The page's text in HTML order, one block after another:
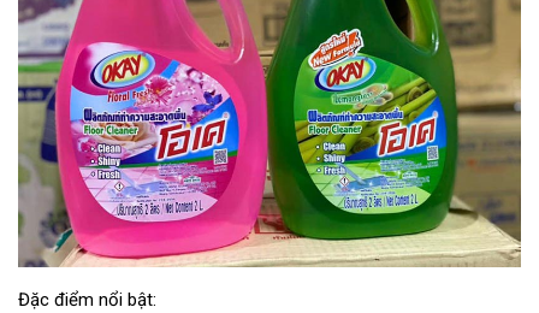
Đặc điểm nổi bật: